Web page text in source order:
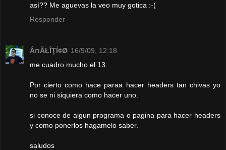
así?? Me aguevas la veo muy gotica :-(
Responder
ÂחÃŁÎŢÍ¢Ø 16/9/09, 12:18
me cuadro mucho el 13.
Por cierto como hace paraa hacer headers tan chivas yo
no se ni siquiera como hacer uno.
si conoce de algun programa o pagina para hacer headers
y como ponerlos hagamelo saber.
saludos